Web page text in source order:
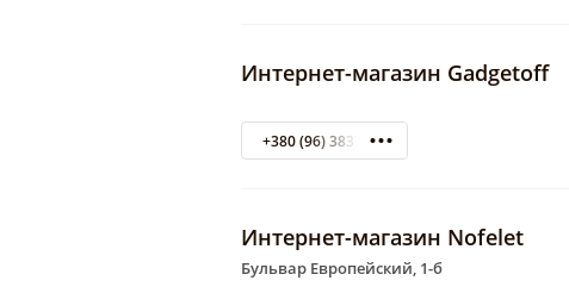
Интернет-магазин Gadgetoff
+380 (96) 3837722
Интернет-магазин Nofelet
Бульвар Европейский, 1-б